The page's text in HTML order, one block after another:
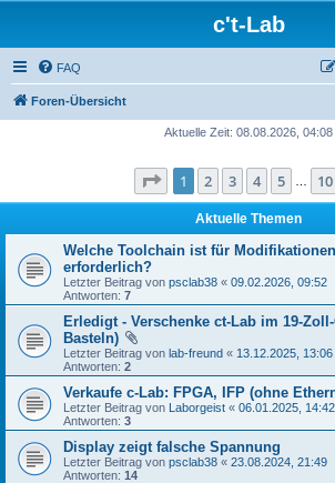
c't-Lab
FAQ
Foren-Übersicht
Aktuelle Zeit: 08.08.2026, 04:08
Seite 1von 10
1 2 3 4 5 10
Aktuelle Themen
Welche Toolchain ist für
erforderlich?
Letzter Beitrag von psclab38 « 09.02.2026, 09:52
Antworten: 7
Erledigt - Verschenke ct-Lab im 19-
Basteln)
Letzter Beitrag von lab-freund « 13.12.2025, 13:06
Antworten: 2
Verkaufe c-Lab: FPGA, IFP (ohne
Letzter Beitrag von Laborgeist « 06.01.2025, 14:42
Antworten: 3
Display zeigt falsche Spannung
Letzter Beitrag von psclab38 « 23.08.2024, 21:49
Antworten: 14